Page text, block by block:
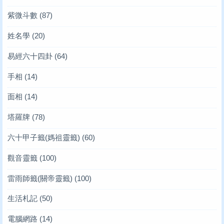
紫微斗數 (87)
姓名學 (20)
易經六十四卦 (64)
手相 (14)
面相 (14)
塔羅牌 (78)
六十甲子籤(媽祖靈籤) (60)
觀音靈籤 (100)
雷雨師籤(關帝靈籤) (100)
生活札記 (50)
電腦網路 (14)